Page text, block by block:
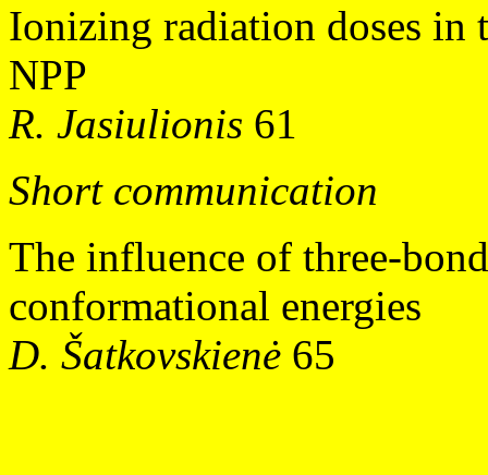
Ionizing radiation doses in
NPP
R. Jasiulionis 61
Short communication
The influence of three-
conformational energies
D. Šatkovskienė 65